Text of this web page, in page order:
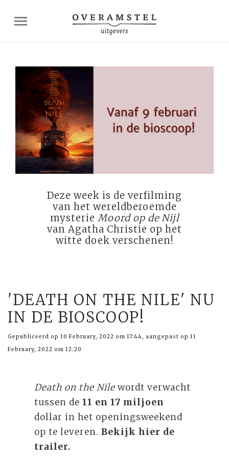
Deze week is de verfilming
van het wereldberoemde
mysterie Moord op de Nijl
van Agatha Christie op het
witte doek verschenen!
'DEATH ON THE NILE' NU
IN DE BIOSCOOP!
Gepubliceerd op 10 February, 2022 om 17:44, aangepast op 11
February, 2022 om 12:20
Death on the Nile wordt verwacht
tussen de11 en 17 miljoen
dollar in het openingsweekend
op te leveren.Bekijk hier de
trailer.